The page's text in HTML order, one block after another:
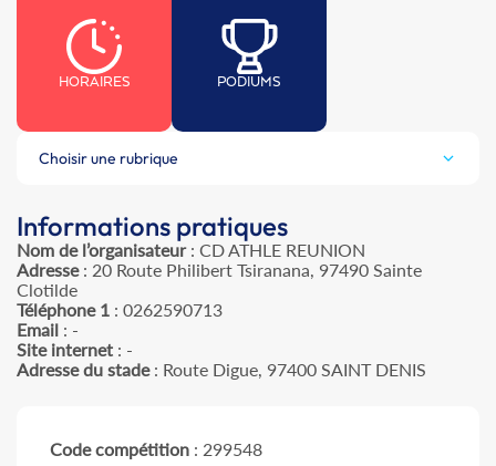
HORAIRES PODIUMS
Choisir une rubrique
Informations pratiques
Nom de l’organisateur: CD ATHLE REUNION
Adresse: 20 Route Philibert Tsiranana, 97490 Sainte
Clotilde
Téléphone 1 : 0262590713
Email : -
Site internet : -
Adresse du stade: Route Digue, 97400 SAINT DENIS
Code compétition : 299548